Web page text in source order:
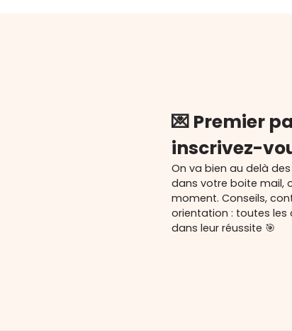
💌 Premier
inscrivez-
On va bien au delà
dans votre boite mail,
moment. Conseils,
orientation : toutes
dans leur réussite 🎯